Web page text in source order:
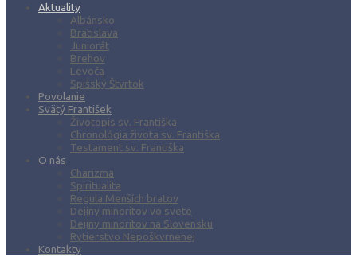
Aktuality
Albánsko
Bratislava
Juniorát
Brehov
Levoča
Spišský Štvrtok
Povolanie
Svätý František
Životopis sv. Františka
Chronológia života sv. Františka
Testament sv. Františka
O nás
Charizma
Spiritualita
Regula Menších bratov
Dejiny minoritov vo svete
Dejiny minoritov na Slovensku
Rytierstvo Nepoškvrnenej
Kontakty